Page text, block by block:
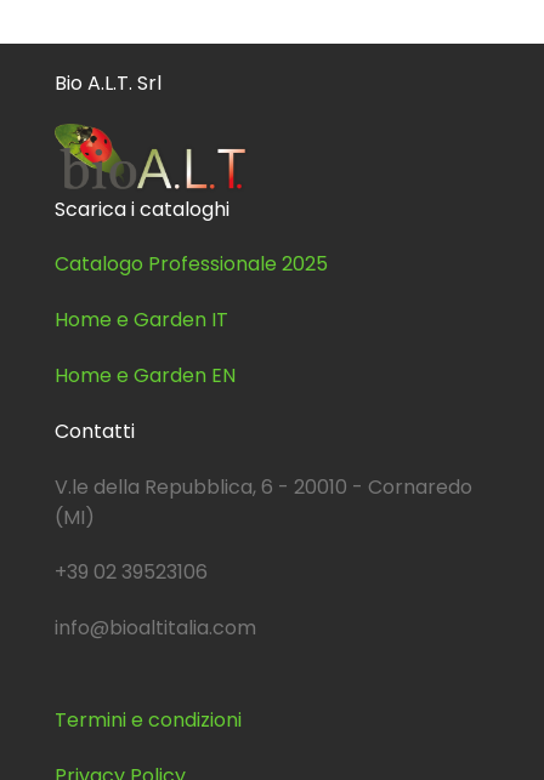
Bio A.L.T. Srl
Scarica i cataloghi
Catalogo Professionale 2025
Home e Garden IT
Home e Garden EN
Contatti
V.le della Repubblica, 6 - 20010 - Cornaredo
(MI)
+39 02 39523106
info@bioaltitalia.com
Termini e condizioni